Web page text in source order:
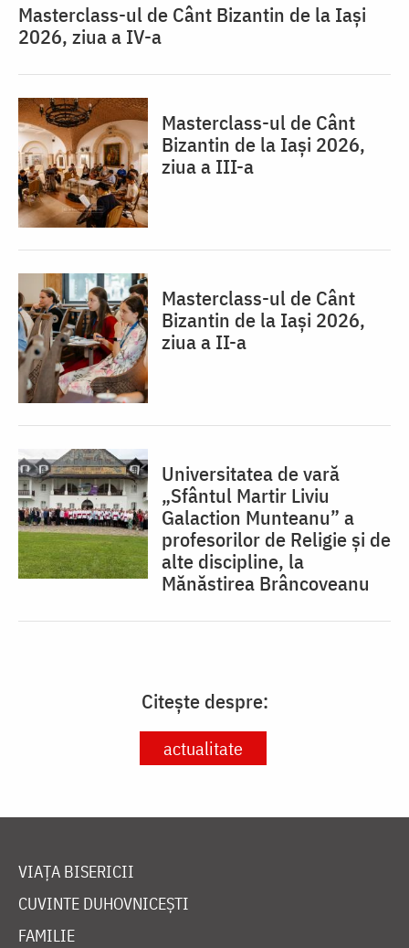
Masterclass-ul de Cânt Bizantin de la Iași
2026, ziua a IV-a
Masterclass-ul de Cânt
Bizantin de la Iași 2026,
ziua a III-a
Masterclass-ul de Cânt
Bizantin de la Iași 2026,
ziua a II-a
Universitatea de vară
„Sfântul Martir Liviu
Galaction Munteanu” a
profesorilor de Religie și de
alte discipline, la
Mănăstirea Brâncoveanu
Citește despre:
actualitate
VIAȚA BISERICII
CUVINTE DUHOVNICEȘTI
FAMILIE